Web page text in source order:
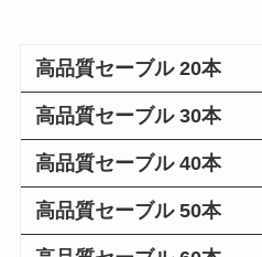
高品質セーブル 20本
高品質セーブル 30本
高品質セーブル 40本
高品質セーブル 50本